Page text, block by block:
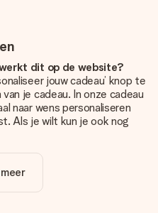
dit op de website?
jouw cadeau’ knop te
je cadeau. In onze cadeau
naar wens personaliseren
Als je wilt kun je ook nog
getoond is inclusief de